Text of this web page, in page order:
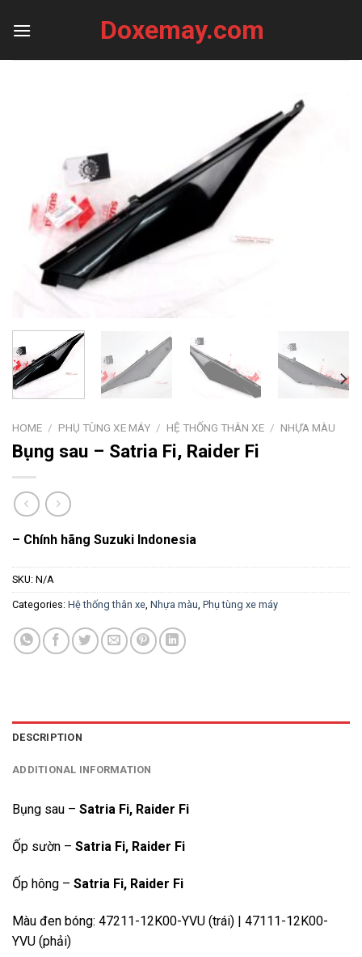
Doxemay.com
HOME / PHỤ TÙNG XE MÁY / HỆ THỐNG THÂN XE / NHỰA MÀU
Bụng sau – Satria Fi, Raider Fi
– Chính hãng Suzuki Indonesia
SKU: N/A
Categories: Hệ thống thân xe, Nhựa màu, Phụ tùng xe máy
DESCRIPTION
ADDITIONAL INFORMATION
Bụng sau – Satria Fi, Raider Fi
Ốp sườn – Satria Fi, Raider Fi
Ốp hông – Satria Fi, Raider Fi
Màu đen bóng: 47211-12K00-YVU (trái) | 47111-12K00-
YVU (phải)